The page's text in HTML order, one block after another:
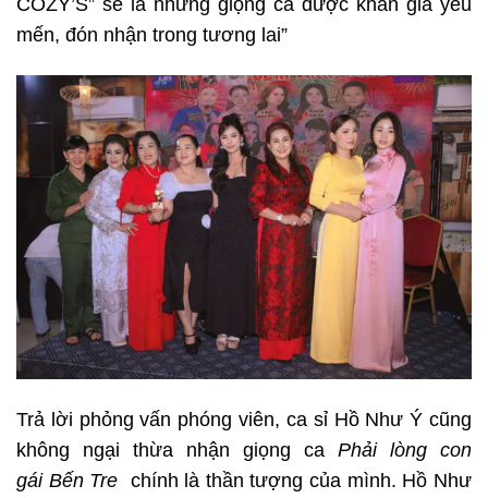
COZY’S” sẽ là những giọng ca được khán giả yêu
mến, đón nhận trong tương lai”
Trả lời phỏng vấn phóng viên, ca sỉ Hồ Như Ý cũng
không ngại thừa nhận giọng ca Phải lòng con
gái Bến Tre chính là thần tượng của mình. Hồ Như